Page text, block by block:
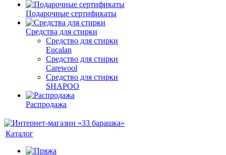
Подарочные сертификаты
Средства для стирки
Средство для стирки
Eucalan
Средство для стирки
Carewool
Средство для стирки
SHAPOO
Распродажа
Каталог